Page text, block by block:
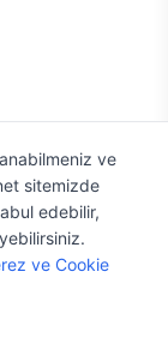
Hakları Saklıdır
ve
sitemizde
edebilir,
ve Cookie